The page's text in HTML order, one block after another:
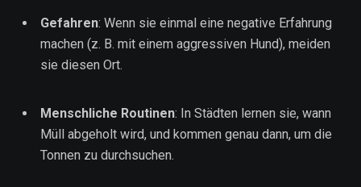
Gefahren: Wenn sie einmal eine negative Erfahrung
machen (z. B. mit einem aggressiven Hund), meiden
sie diesen Ort.
Menschliche Routinen: In Städten lernen sie, wann
Müll abgeholt wird, und kommen genau dann, um die
Tonnen zu durchsuchen.